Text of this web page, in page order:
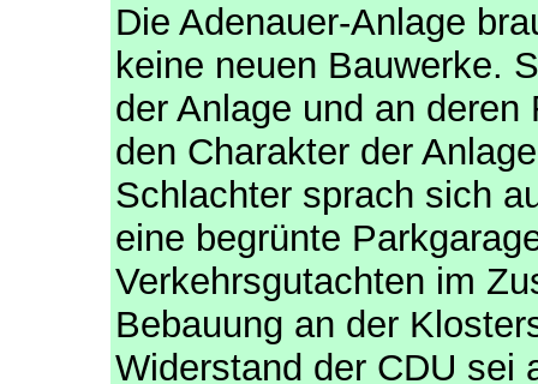
Die Adenauer-Anlage
keine neuen Bauwerke.
der Anlage und an
den Charakter der
Schlachter sprach sich
eine begrünte
Verkehrsgutachten im
Bebauung an der
Widerstand der CDU sei